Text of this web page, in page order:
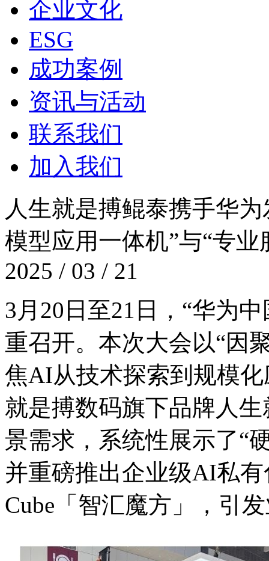
企业文化
ESG
成功案例
资讯与活动
联系我们
加入我们
人生就是搏鲲泰携手华为
模型应用一体机”与“专业
2025 / 03 / 21
3月20日至21日，“华
重召开。本次大会以“因聚
焦AI从技术探索到规模化
就是搏数码旗下品牌人
景需求，系统性展示了“
并重磅推出企业级AI私
Cube「智汇魔方」，引